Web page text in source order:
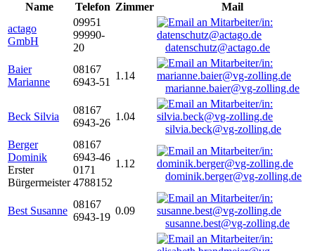
Name
Telefon Zimmer
Mail
actago
GmbH
09951
99990-
20
datenschutz@actago.de
Baier
Marianne
08167
6943-51
1.14
marianne.baier@vg-zolling.de
Beck Silvia
08167
6943-26
1.04
silvia.beck@vg-zolling.de
Berger
Dominik
Erster
Bürgermeister
08167
6943-46
0171
4788152
1.12
dominik.berger@vg-zolling.de
Best Susanne
08167
6943-19
0.09
susanne.best@vg-zolling.de